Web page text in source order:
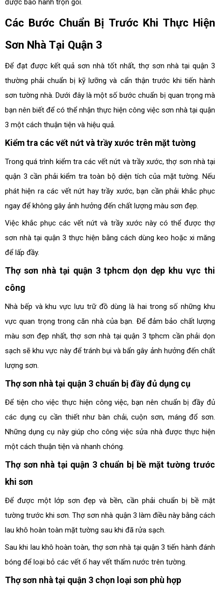
được bảo hành trọn gói.
Các Bước Chuẩn Bị Trước Khi Thực Hiện
Sơn Nhà Tại Quận 3
Để đạt được kết quả sơn nhà tốt nhất, thợ sơn nhà tại quận 3
thường phải chuẩn bị kỹ lưỡng và cẩn thận trước khi tiến hành
sơn tường nhà. Dưới đây là một số bước chuẩn bị quan trọng mà
bạn nên biết để có thể nhận thực hiện công việc sơn nhà tại quận
3 một cách thuận tiện và hiệu quả.
Kiểm tra các vết nứt và trầy xước trên mặt tường
Trong quá trình kiểm tra các vết nứt và trầy xước, thợ sơn nhà tại
quận 3 cần phải kiểm tra toàn bộ diện tích của mặt tường. Nếu
phát hiện ra các vết nứt hay trầy xước, bạn cần phải khắc phục
ngay để không gây ảnh hưởng đến chất lượng màu sơn đẹp.
Việc khắc phục các vết nứt và trầy xước này có thể được thợ
sơn nhà tại quận 3 thực hiện bằng cách dùng keo hoặc xi măng
để lấp đầy.
Thợ sơn nhà tại quận 3 tphcm dọn dẹp khu vực thi
công
Nhà bếp và khu vực lưu trữ đồ dùng là hai trong số những khu
vực quan trọng trong căn nhà của bạn. Để đảm bảo chất lượng
màu sơn đẹp nhất, thợ sơn nhà tại quận 3 tphcm cần phải dọn
sạch sẽ khu vực này để tránh bụi và bẩn gây ảnh hưởng đến chất
lượng sơn.
Thợ sơn nhà tại quận 3 chuẩn bị đầy đủ dụng cụ
Để tiện cho việc thực hiện công việc, bạn nên chuẩn bị đầy đủ
các dụng cụ cần thiết như bàn chải, cuộn sơn, máng đổ sơn.
Những dụng cụ này giúp cho công việc sửa nhà được thực hiện
một cách thuận tiện và nhanh chóng.
Thợ sơn nhà tại quận 3 chuẩn bị bề mặt tường trước
khi sơn
Để được một lớp sơn đẹp và bền, cần phải chuẩn bị bề mặt
tường trước khi sơn. Thợ sơn nhà quận 3 làm điều này bằng cách
lau khô hoàn toàn mặt tường sau khi đã rửa sạch.
Sau khi lau khô hoàn toàn, thợ sơn nhà tại quận 3 tiến hành đánh
bóng để loại bỏ các vết ố hay vết thấm nước trên tường.
Thợ sơn nhà tại quận 3 chọn loại sơn phù hợp